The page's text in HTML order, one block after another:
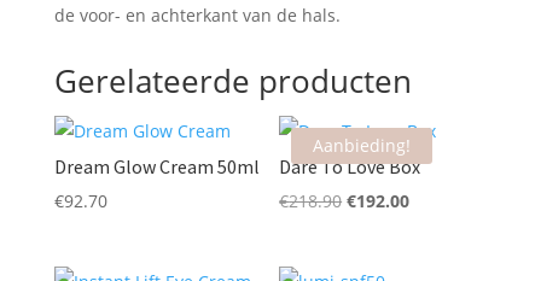
de voor- en achterkant van de hals.
Gerelateerde producten
Dream Glow Cream 50ml
€92.70
Aanbieding!
Dare To Love Box
€218.90 Oorspronkelijke
€192.00Huidige